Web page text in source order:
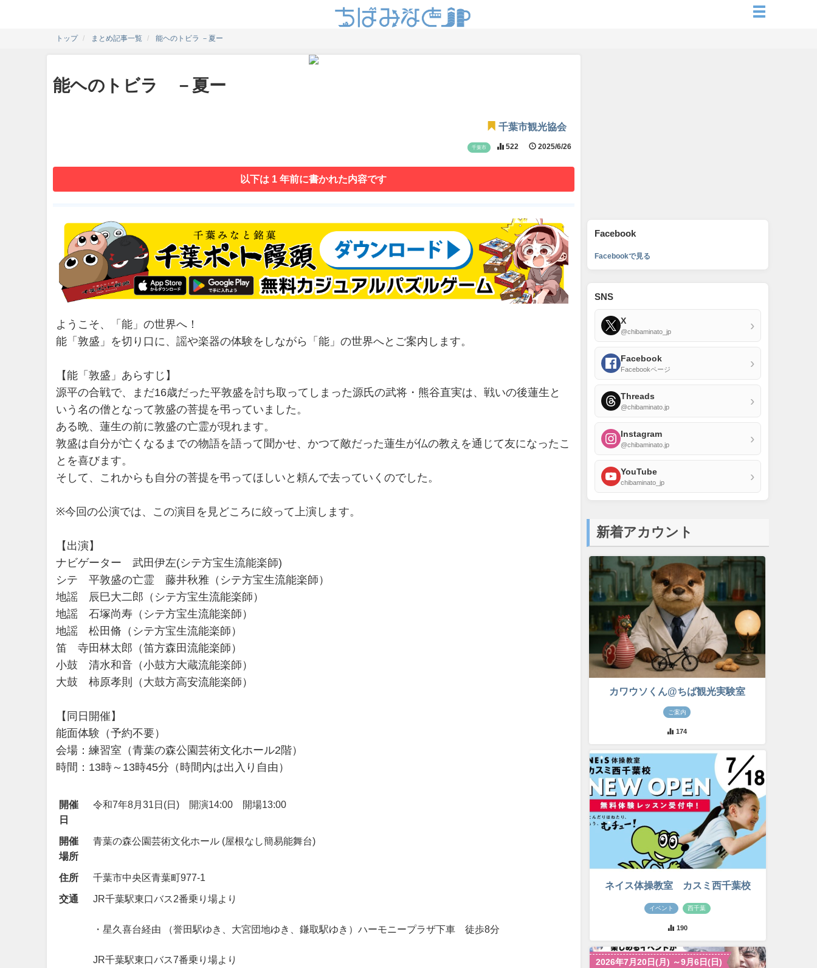
トップ まとめ記事一覧 能ヘのトビラ －夏ー
能ヘのトビラ －夏ー
千葉市観光協会
千葉市 522 2025/6/26
以下は 1 年前に書かれた内容です
ようこそ、「能」の世界へ！
能「敦盛」を切り口に、謡や楽器の体験をしながら「能」の世界へとご案内します。
【能「敦盛」あらすじ】
源平の合戦で、まだ16歳だった平敦盛を討ち取ってしまった源氏の武将・熊谷直実は、戦いの後蓮生と
いう名の僧となって敦盛の菩提を弔っていました。
ある晩、蓮生の前に敦盛の亡霊が現れます。
敦盛は自分が亡くなるまでの物語を語って聞かせ、かつて敵だった蓮生が仏の教えを通じて友になったこ
とを喜びます。
そして、これからも自分の菩提を弔ってほしいと頼んで去っていくのでした。
※今回の公演では、この演目を見どころに絞って上演します。
【出演】
ナビゲーター 武田伊左(シテ方宝生流能楽師)
シテ 平敦盛の亡霊 藤井秋雅（シテ方宝生流能楽師）
地謡 辰巳大二郎（シテ方宝生流能楽師）
地謡 石塚尚寿（シテ方宝生流能楽師）
地謡 松田脩（シテ方宝生流能楽師）
笛 寺田林太郎（笛方森田流能楽師）
小鼓 清水和音（小鼓方大蔵流能楽師）
大鼓 柿原孝則（大鼓方高安流能楽師）
【同日開催】
能面体験（予約不要）
会場：練習室（青葉の森公園芸術文化ホール2階）
時間：13時～13時45分（時間内は出入り自由）
開催
日
令和7年8月31日(日) 開演14:00 開場13:00
開催
場所
青葉の森公園芸術文化ホール (屋根なし簡易能舞台)
住所
千葉市中央区青葉町977-1
交通
JR千葉駅東口バス2番乗り場より
・星久喜台経由 （誉田駅ゆき、大宮団地ゆき、鎌取駅ゆき）ハーモニープラザ下車 徒歩8分
JR千葉駅東口バス7番乗り場より
Facebook
Facebookで見る
SNS
X
@chibaminato_jp ›
Facebook
Facebookページ ›
Threads
@chibaminato.jp ›
Instagram
@chibaminato.jp ›
YouTube
chibaminato_jp ›
新着アカウント
カワウソくん@ちば観光実験室
ご案内
174
ネイス体操教室 カスミ西千葉校
イベント 西千葉
190
2026年7月20日(月) ～9月6日(日)